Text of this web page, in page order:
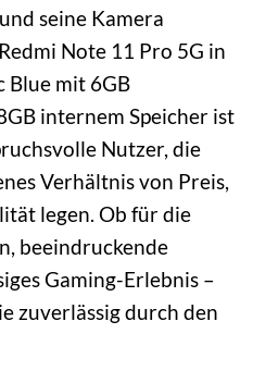
seine Kamera
Note 11 Pro 5G in
Blue mit 6GB
internem Speicher ist
Nutzer, die
Verhältnis von Preis,
legen. Ob für die
beeindruckende
Gaming-Erlebnis –
zuverlässig durch den